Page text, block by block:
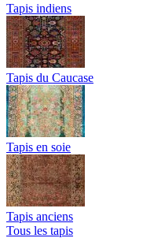
Tapis indiens
Tapis du Caucase
Tapis en soie
Tapis anciens
Tous les tapis